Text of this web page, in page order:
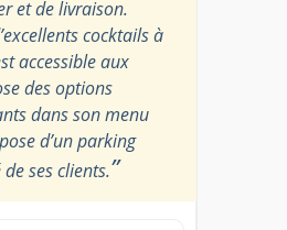
et de livraison.
cocktails à
accessible aux
des options
dans son menu
d’un parking
ses clients.”